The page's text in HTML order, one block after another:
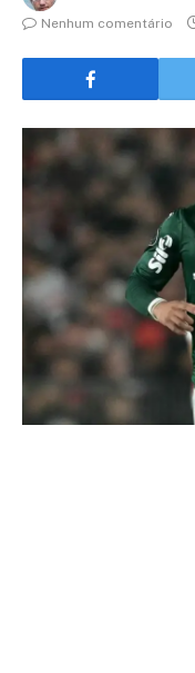
Nenhum comentário